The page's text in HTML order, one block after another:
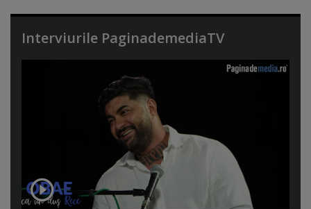
Interviurile PaginademediaTV